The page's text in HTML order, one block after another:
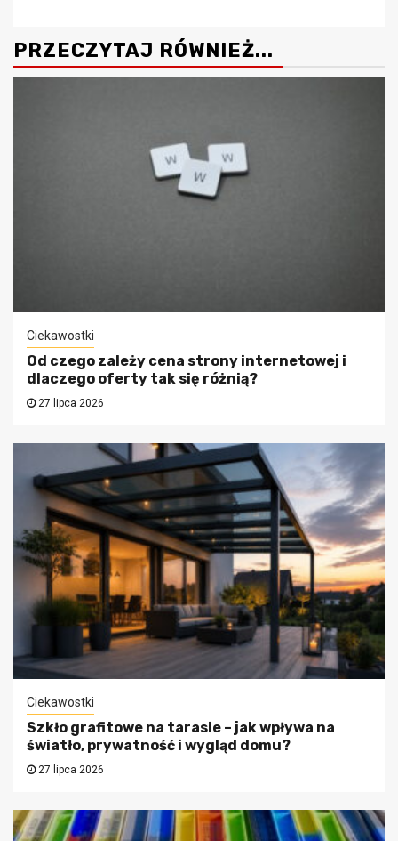
PRZECZYTAJ RÓWNIEŻ...
Ciekawostki
Od czego zależy cena strony internetowej i
dlaczego oferty tak się różnią?
27 lipca 2026
Ciekawostki
Szkło grafitowe na tarasie – jak wpływa na
światło, prywatność i wygląd domu?
27 lipca 2026